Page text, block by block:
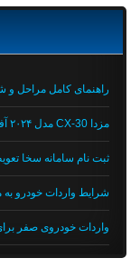
راهنمای کامل مراحل و شرایط
مزدا CX-30 مدل ۲۰۲۴ آفتاب خودرو؛ بررسی و مشخصات فنی
ثبت نام سامانه سخا
شرایط واردات خودرو به
واردات خودروی صفر